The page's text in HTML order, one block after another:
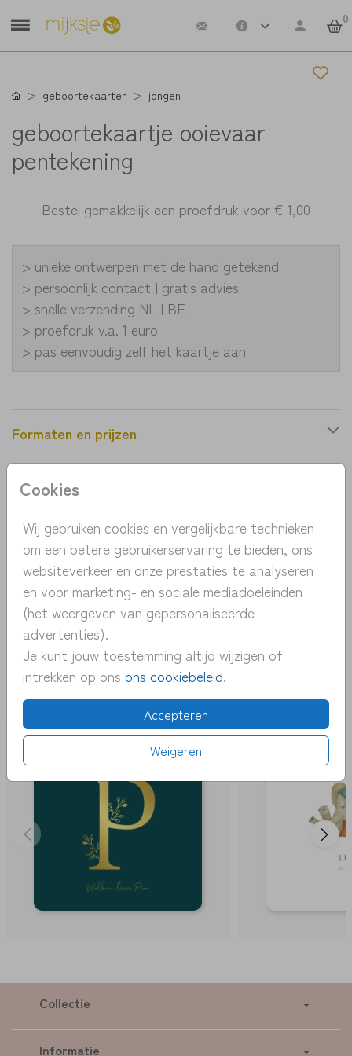
0
Cookies
Wij gebruiken cookies en vergelijkbare technieken
om een betere gebruikerservaring te bieden, ons
websiteverkeer en onze prestaties te analyseren
en voor marketing- en sociale mediadoeleinden
(het weergeven van gepersonaliseerde
advertenties).
Je kunt jouw toestemming altijd wijzigen of
intrekken op ons ons cookiebeleid.
Accepteren
Weigeren
geboortekaarten jongen
geboortekaartje ooievaar
pentekening
Bestel gemakkelijk een proefdruk voor€ 1,00
> unieke ontwerpen met de hand getekend
> persoonlijk contact | gratis advies
> snelle verzending NL | BE
> proefdruk v.a. 1 euro
> pas eenvoudig zelf het kaartje aan
Formaten en prijzen
Productinformatie
OMSCHRIJVING
uniek en rustig geboortekaartje met ooievaar.
COLLECTIE
jongen
DEZE KAARTEN VIND JE MISSCHIEN OOK
LEUK
Collectie
Informatie